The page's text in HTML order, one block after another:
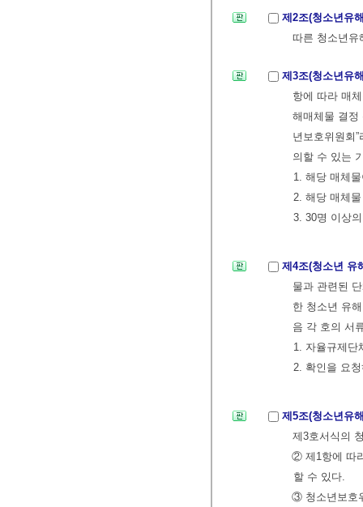
제2조(청소년유
따른 청소년유
제3조(청소년유
항에 따라 매
해매체물 결정
년보호위원회
의할 수 있는
1. 해당 매체
2. 해당 매체물
3. 30명 이상
제4조(청소년 유
물과 관련된
한 청소년 유
음 각 호의 서
1. 자율규제단
2. 확인을 요
제5조(청소년유
제3호서식의
② 제1항에 따
할 수 있다.
③ 청소년보호